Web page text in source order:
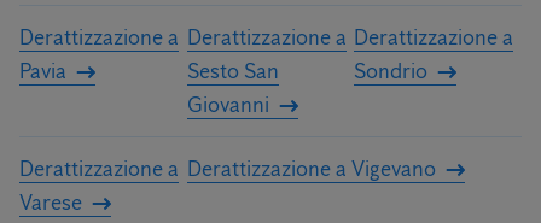
Derattizzazione a
Pavia
Derattizzazione a
Sesto San
Giovanni
Derattizzazione a
Sondrio
Derattizzazione a
Varese
Derattizzazione a Vigevano